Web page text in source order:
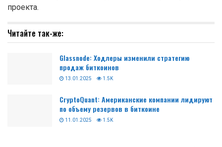
проекта.
Читайте так-же:
Glassnode: Ходлеры изменили стратегию
продаж биткоинов
13.01.2025 1.5K
CryptoQuant: Американские компании лидируют
по объему резервов в биткоине
11.01.2025 1.5K